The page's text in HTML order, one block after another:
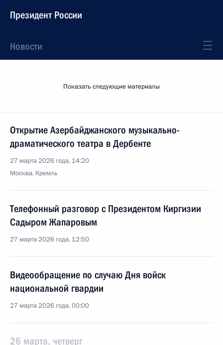
Президент России
Новости
Показать следующие материалы
Открытие Азербайджанского музыкально-
драматического театра в Дербенте
27 марта 2026 года, 14:20
Москва, Кремль
Телефонный разговор с Президентом Киргизии
Садыром Жапаровым
27 марта 2026 года, 12:50
Видеообращение по случаю Дня войск
национальной гвардии
27 марта 2026 года, 00:00
26 марта, четверг